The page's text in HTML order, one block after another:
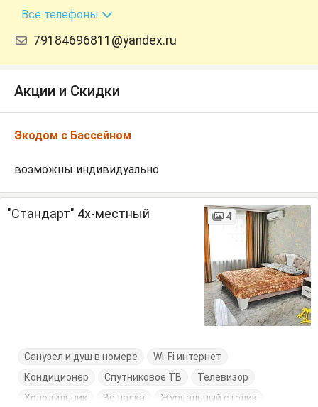
+7 (918) 469-68-11
Все телефоны
79184696811@yandex.ru
Акции и Скидки
Экодом с Бассейном
возможны индивидуально
"Стандарт" 4х-местный 4
Санузел и душ в номере
Wi-Fi интернет
Кондиционер
Спутниковое ТВ
Телевизор
Холодильник
Вешалка
Журнальный столик